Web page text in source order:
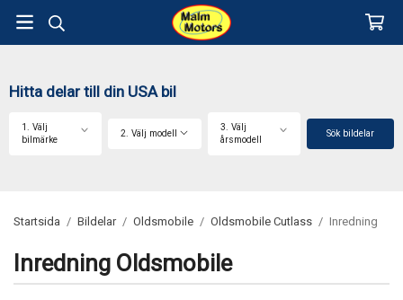
Hitta delar till din USA bil
1. Välj
bilmärke
2. Välj modell
3. Välj
årsmodell
Sök bildelar
Startsida / Bildelar / Oldsmobile / Oldsmobile Cutlass / Inredning
Inredning Oldsmobile